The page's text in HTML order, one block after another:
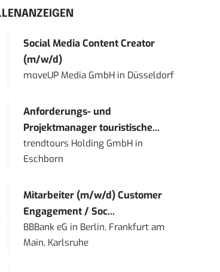
Social Media Content Creator
(m/w/d)
moveUP Media GmbH in Düsseldorf
Anforderungs- und
Projektmanager touristische...
trendtours Holding GmbH in
Eschborn
Mitarbeiter (m/w/d) Customer
Engagement / Soc...
BBBank eG in Berlin, Frankfurt am
Main, Karlsruhe